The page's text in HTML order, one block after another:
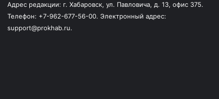
Адрес редакции: г. Хабаровск, ул. Павловича, д. 13, офис 375.
Телефон: +7-962-677-56-00. Электронный адрес:
support@prokhab.ru.